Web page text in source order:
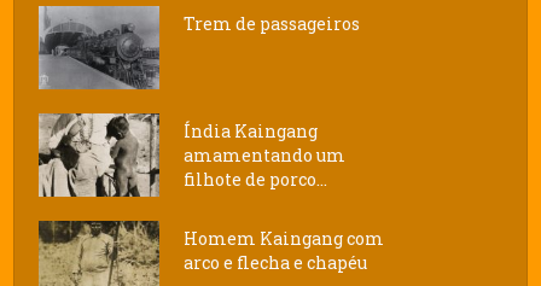
Trem de passageiros
Índia Kaingang
amamentando um
filhote de porco...
Homem Kaingang com
arco e flecha e chapéu